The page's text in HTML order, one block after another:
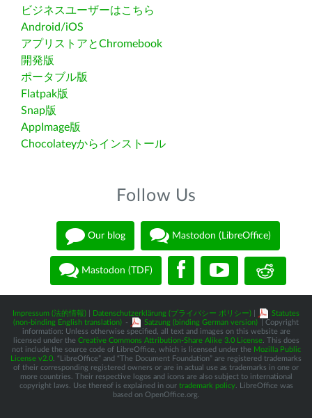
ビジネスユーザーはこちら
Android/iOS
アプリストアとChromebook
開発版
ポータブル版
Flatpak版
Snap版
AppImage版
Chocolateyからインストール
Follow Us
Our blog Mastodon (LibreOffice)
Mastodon (TDF)
Impressum (法的情報) Datenschutzerklärung (プライバシー ポリシー)
Statutes
(non-binding English translation) - Satzung (binding German version)
| Copyright
information: Unless otherwise specified, all text and images on this website are
licensed under the Creative Commons Attribution-Share Alike 3.0 License. This does
not include the source code of LibreOffice, which is licensed under the Mozilla Public
License v2.0 . “LibreOffice” and “The Document Foundation” are registered trademarks
of their corresponding registered owners or are in actual use as trademarks in one or
more countries. Their respective logos and icons are also subject to international
copyright laws. Use thereof is explained in our trademark policy. LibreOffice was
based on OpenOffice.org.